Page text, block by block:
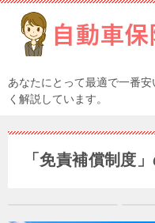
あなたにとって最適で一番
く解説しています。
「免責補償制度